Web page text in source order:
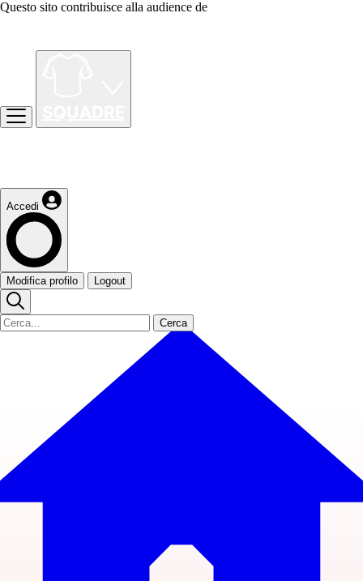
Questo sito contribuisce alla audience de
Accedi
Modifica profilo Logout
Cerca